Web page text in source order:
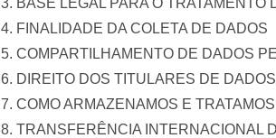
3. BASE LEGAL PARA O TRATAMENTO
4. FINALIDADE DA COLETA DE DADOS
5. COMPARTILHAMENTO DE DADOS
6. DIREITO DOS TITULARES DE
7. COMO ARMAZENAMOS E
8. TRANSFERÊNCIA INTERNACIONAL